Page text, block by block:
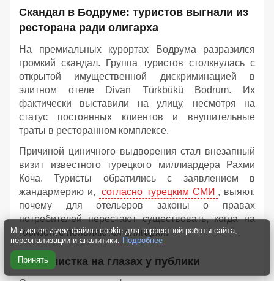
Скандал в Бодруме: туристов выгнали из
ресторана ради олигарха
На премиальных курортах Бодрума разразился
громкий скандал. Группа туристов столкнулась с
открытой имущественной дискриминацией в
элитном отеле Divan Türkbükü Bodrum. Их
фактически выставили на улицу, несмотря на
статус постоянных клиентов и внушительные
траты в ресторанном комплексе.
Причиной циничного выдворения стал внезапный
визит известного турецкого миллиардера Рахми
Коча. Туристы обратились с заявлением в
жандармерию и,
согласно турецким СМИ , выяют,
почему для отельеров законы о правах
потребителей перестают существовать, когда на
горизонте появляются олигархи.
VIP-зачистка на глазах у публики
Мы используем файлы cookie для корректной работы сайта,
персонализации и аналитики. Подробнее
Принять